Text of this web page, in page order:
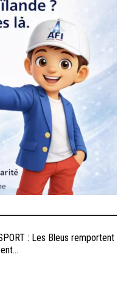
: Les Bleus remportent